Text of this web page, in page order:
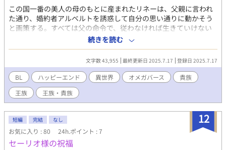
この国一番の美人の母のもとに産まれたリネーは、父親に言われ
た通り、婚約者アルベルトを誘惑して自分の思い通りに動かそう
と画策する。すべては父の命令で、従わなければ生きていけない
と思っていたのに、アルベルトと過ごすうちにリネーは自分の本
当に望むことに気が付いてしまう。 「……実は、恥ずかしなが
ら、一目惚れで。リネー……は覚えてないと思いますが、一度俺
に声を掛けてくれたことがあるんです」 「え」 「随分と昔の事な
ので……王家の主催ダンスパーティーで一緒に踊らないかと声を
掛けてくれて、それですっかり」 純朴で気高く、清々しい青年を
前にして、リネーは自身の策略にアルベルトを巻き込んでしまう
ことに日に日に罪悪感を覚えるようになる。 けれど実はアルベル
トにはある思惑がありーーーーー。
続きを読む
文字数 43,955 最終更新日 2025.7.17 登録日 2025.7.17
BL ハッピーエンド 異世界 オメガバース
貴族
王族
王族・貴族
12
短編 完結 なし
お気に入り : 80 24h.ポイント : 7
セーリオ様の祝福